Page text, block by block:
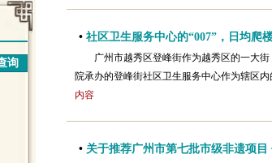
• 社区卫生服务中心的“007”，日均爬
广州市越秀区登峰街作为越秀区的一大
院承办的登峰街社区卫生服务中心作为辖区
内容
• 关于推荐广州市第七批市级非遗项